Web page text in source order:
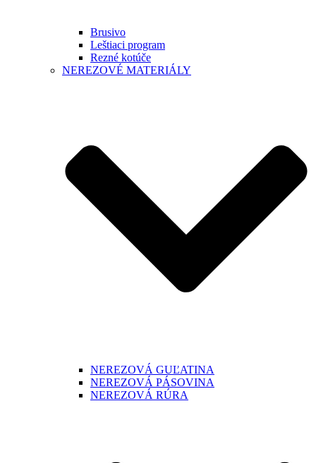
Brusivo
Leštiaci program
Rezné kotúče
NEREZOVÉ MATERIÁLY
NEREZOVÁ GUĽATINA
NEREZOVÁ PÁSOVINA
NEREZOVÁ RÚRA